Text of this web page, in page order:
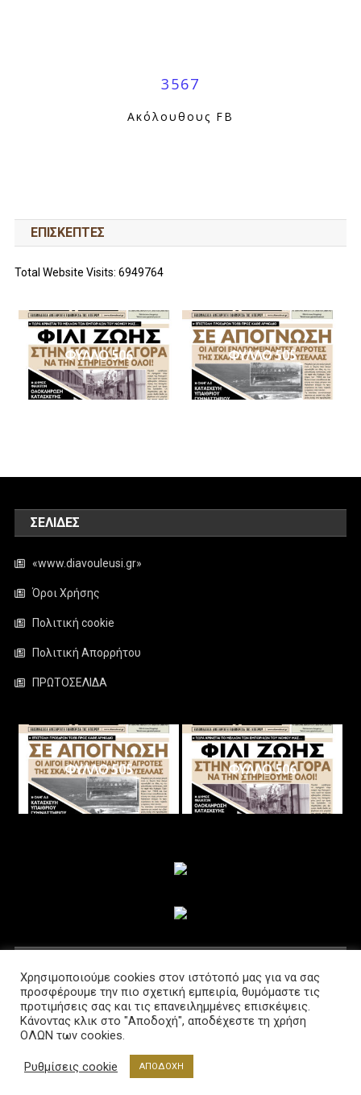
3567
Ακόλουθους FB
ΕΠΙΣΚΕΠΤΕΣ
Total Website Visits: 6949764
ΦΥΛΛΟ 506 ΦΥΛΛΟ 505
ΣΕΛΊΔΕΣ
«www.diavouleusi.gr»
Όροι Χρήσης
Πολιτική cookie
Πολιτική Απορρήτου
ΠΡΩΤΟΣΕΛΙΔΑ
ΦΥΛΛΟ 505 ΦΥΛΛΟ 506
Διαβούλευση @2021 Powered by www.lab-net.gr
Χρησιμοποιούμε cookies στον ιστότοπό μας για να σας
προσφέρουμε την πιο σχετική εμπειρία, θυμόμαστε τις
προτιμήσεις σας και τις επανειλημμένες επισκέψεις.
Κάνοντας κλικ στο "Αποδοχή", αποδέχεστε τη χρήση
ΟΛΩΝ των cookies.
Ρυθμίσεις cookie ΑΠΟΔΟΧΗ